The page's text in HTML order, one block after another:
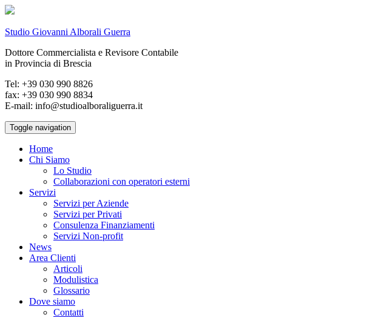
Studio Giovanni Alborali Guerra
Dottore Commercialista e Revisore Contabile
in Provincia di Brescia
Tel: +39 030 990 8826
fax: +39 030 990 8834
E-mail: info@studioalboraliguerra.it
Toggle navigation
Home
Chi Siamo
Lo Studio
Collaborazioni con operatori esterni
Servizi
Servizi per Aziende
Servizi per Privati
Consulenza Finanziamenti
Servizi Non-profit
News
Area Clienti
Articoli
Modulistica
Glossario
Dove siamo
Contatti